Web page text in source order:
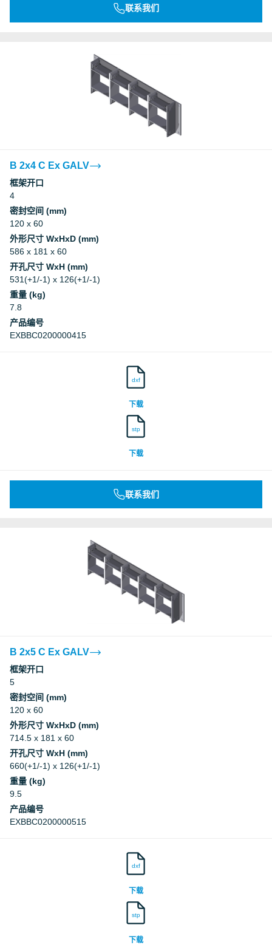
联系我们
B 2x4 C Ex GALV
框架开口
4
密封空间 (mm)
120 x 60
外形尺寸 WxHxD (mm)
586 x 181 x 60
开孔尺寸 WxH (mm)
531(+1/-1) x 126(+1/-1)
重量 (kg)
7.8
产品编号
EXBBC0200000415
dxf
下载
stp
下载
联系我们
B 2x5 C Ex GALV
框架开口
5
密封空间 (mm)
120 x 60
外形尺寸 WxHxD (mm)
714.5 x 181 x 60
开孔尺寸 WxH (mm)
660(+1/-1) x 126(+1/-1)
重量 (kg)
9.5
产品编号
EXBBC0200000515
dxf
下载
stp
下载